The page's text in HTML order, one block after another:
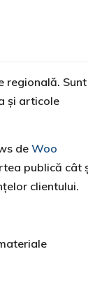
regională. Sunt
şi articole
de Woo
publică cât
clientului.